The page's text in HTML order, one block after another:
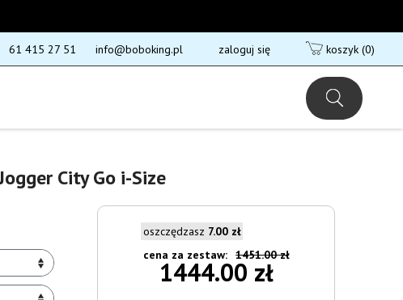
61 415 27 51 info@boboking.pl zaloguj się koszyk (0)
City Go i-Size
oszczędzasz 7.00 zł
1451.00 zł
cena za zestaw:
1444.00 zł